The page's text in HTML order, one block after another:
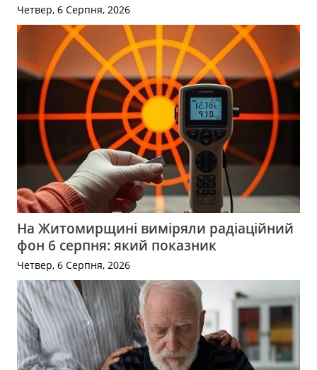
Четвер, 6 Серпня, 2026
На Житомирщині виміряли радіаційний
фон 6 серпня: який показник
Четвер, 6 Серпня, 2026